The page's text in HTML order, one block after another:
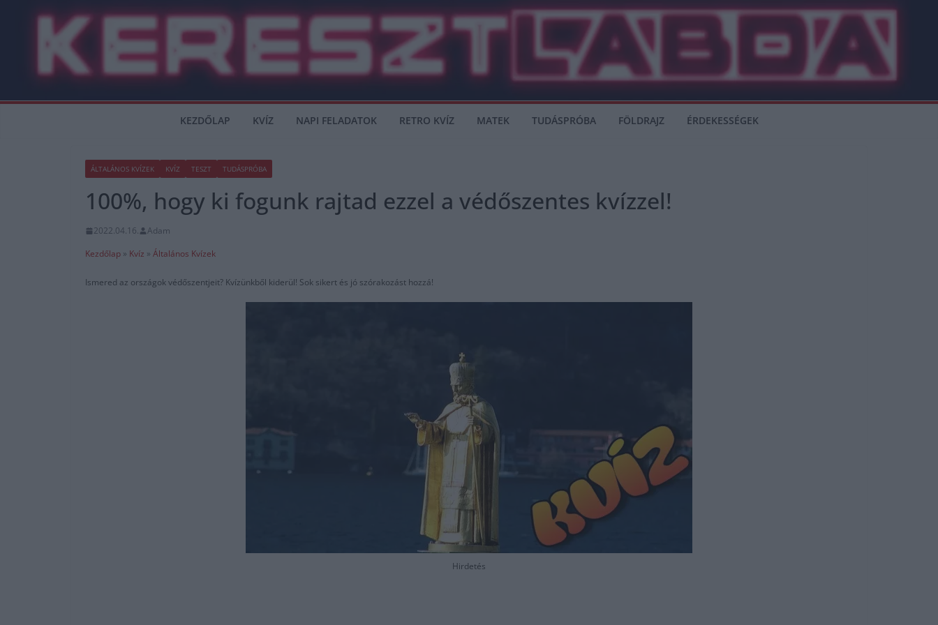
KEZDŐLAP KVÍZ NAPI FELADATOK RETRO KVÍZ MATEK TUDÁSPRÓBA FÖLDRAJZ ÉRDEKESSÉGEK
ÁLTALÁNOS KVÍZEK KVÍZ TESZT TUDÁSPRÓBA
100%, hogy ki fogunk rajtad ezzel a védőszentes kvízzel!
2022.04.16.
Adam
Kezdőlap » Kvíz » Általános Kvízek
Ismered az országok védőszentjeit? Kvízünkből kiderül! Sok sikert és jó szórakozást hozzá!
Hirdetés